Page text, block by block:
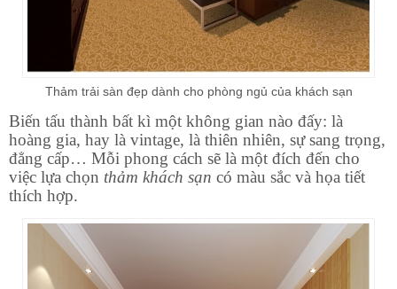
Thảm trải sàn đẹp dành cho phòng ngủ của khách sạn
Biến tấu thành bất kì một không gian nào đấy: là
hoàng gia, hay là vintage, là thiên nhiên, sự sang trọng,
đẳng cấp… Mỗi phong cách sẽ là một đích đến cho
việc lựa chọn thảm khách sạn có màu sắc và họa tiết
thích hợp.